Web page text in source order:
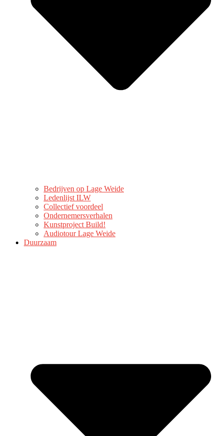
Bedrijven op Lage Weide
Ledenlijst ILW
Collectief voordeel
Ondernemersverhalen
Kunstproject Build!
Audiotour Lage Weide
Duurzaam